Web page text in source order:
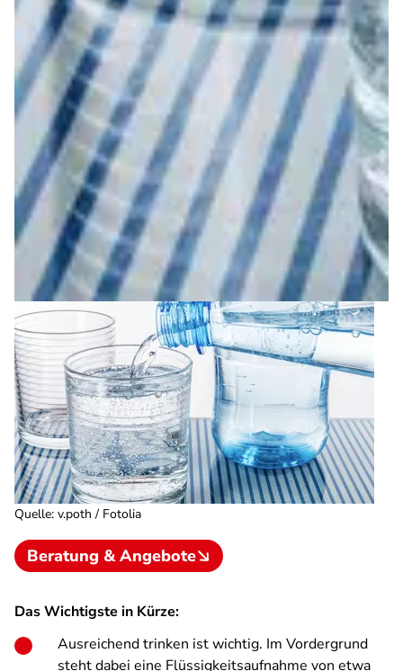
Quelle: v.poth / Fotolia
Beratung & Angebote
Das Wichtigste in Kürze:
Ausreichend trinken ist wichtig. Im Vordergrund
steht dabei eine Flüssigkeitsaufnahme von etwa